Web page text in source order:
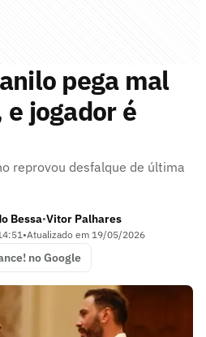
pega mal
jogador é
reprovou desfalque de última
Bessa•Vitor Palhares
•Atualizado em 19/05/2026
no Google